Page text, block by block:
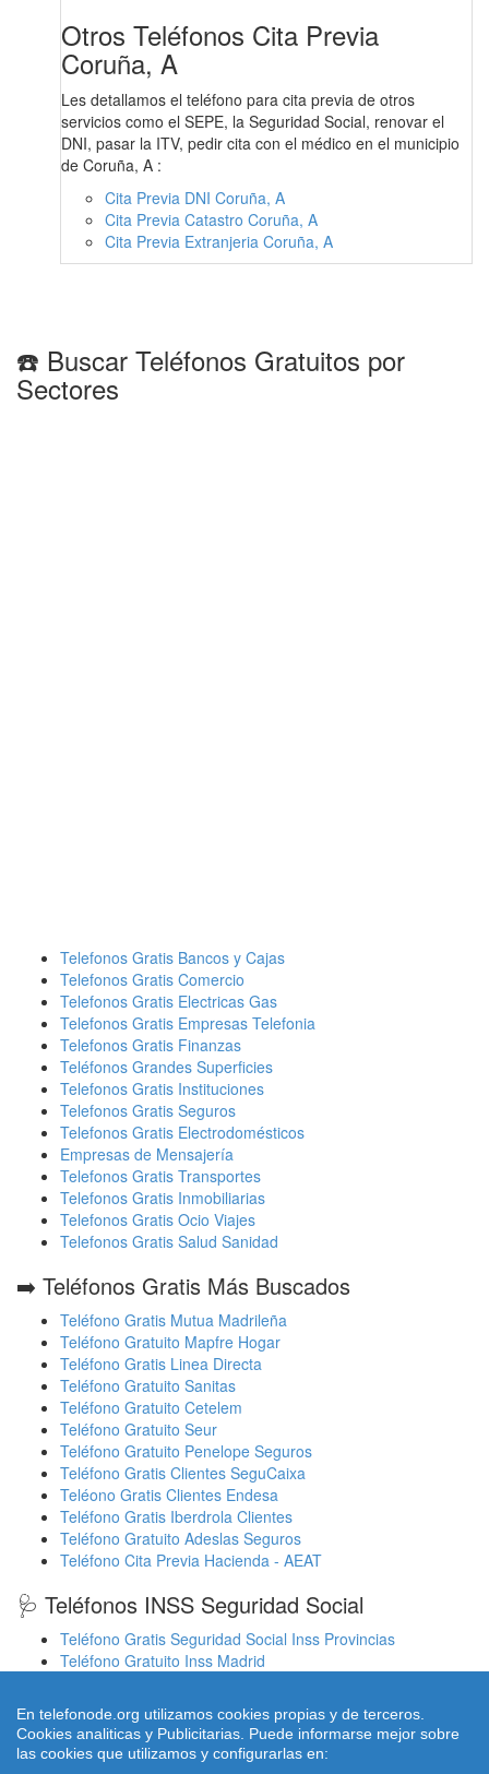
Otros Teléfonos Cita Previa
Coruña, A
Les detallamos el teléfono para cita previa de otros
servicios como el SEPE, la Seguridad Social, renovar el
DNI, pasar la ITV, pedir cita con el médico en el municipio
de Coruña, A :
Cita Previa DNI Coruña, A
Cita Previa Catastro Coruña, A
Cita Previa Extranjeria Coruña, A
☎️ Buscar Teléfonos Gratuitos por
Sectores
Telefonos Gratis Bancos y Cajas
Telefonos Gratis Comercio
Telefonos Gratis Electricas Gas
Telefonos Gratis Empresas Telefonia
Telefonos Gratis Finanzas
Teléfonos Grandes Superficies
Telefonos Gratis Instituciones
Telefonos Gratis Seguros
Telefonos Gratis Electrodomésticos
Empresas de Mensajería
Telefonos Gratis Transportes
Telefonos Gratis Inmobiliarias
Telefonos Gratis Ocio Viajes
Telefonos Gratis Salud Sanidad
➡️ Teléfonos Gratis Más Buscados
Teléfono Gratis Mutua Madrileña
Teléfono Gratuito Mapfre Hogar
Teléfono Gratis Linea Directa
Teléfono Gratuito Sanitas
Teléfono Gratuito Cetelem
Teléfono Gratuito Seur
Teléfono Gratuito Penelope Seguros
Teléfono Gratis Clientes SeguCaixa
Teléono Gratis Clientes Endesa
Teléfono Gratis Iberdrola Clientes
Teléfono Gratuito Adeslas Seguros
Teléfono Cita Previa Hacienda - AEAT
🩺 Teléfonos INSS Seguridad Social
Teléfono Gratis Seguridad Social Inss Provincias
Teléfono Gratuito Inss Madrid
Cita Previa Sergas Médicos Galicia
Cita Previa Médicos Euskadi Osakidetza Osanet
Cita Previa Sas Intersas Andalucia
En telefonode.org utilizamos cookies propias y de terceros.
Cookies analiticas y Publicitarias. Puede informarse mejor sobre
las cookies que utilizamos y configurarlas en: